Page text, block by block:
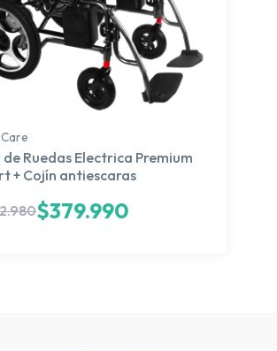
de Ruedas Electrica Premium
+ Cojín antiescaras
$379.990